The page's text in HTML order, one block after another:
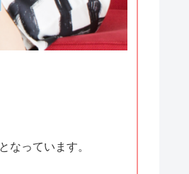
なっています。